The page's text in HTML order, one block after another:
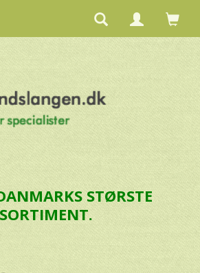
STØRSTE
SORTIMENT.